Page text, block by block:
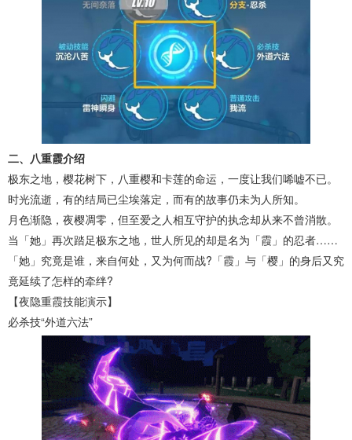
二、八重霞介绍
极东之地，樱花树下，八重樱和卡莲的命运，一度让我们唏嘘不已。
时光流逝，有的结局已尘埃落定，而有的故事仍未为人所知。
月色渐隐，夜樱凋零，但至爱之人相互守护的执念却从来不曾消散。
当「她」再次踏足极东之地，世人所见的却是名为「霞」的忍者……
「她」究竟是谁，来自何处，又为何而战?「霞」与「樱」的身后又究
竟延续了怎样的牵绊?
【夜隐重霞技能演示】
必杀技“外道六法”